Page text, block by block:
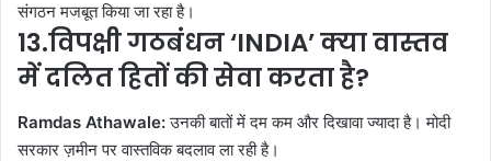
संगठन मजबूत किया जा रहा है।
13.विपक्षी गठबंधन ‘INDIA’ क्या वास्तव
में दलित हितों की सेवा करता है?
Ramdas Athawale:उनकी बातों में दम कम और दिखावा ज्यादा है। मोदी
सरकार ज़मीन पर वास्तविक बदलाव ला रही है।